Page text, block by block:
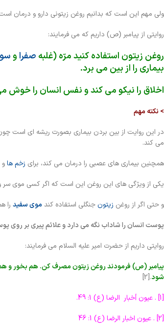
ولی مهم این است که بدانیم روغن زیتونی دارو و درمان
روایتی از پیامبر (ص) داریم که می فرمایند:
روغن زیتون استفاده کنید مرّه (غلبه صفراو
بیماری را از بین می برد.
اخلاق را نیکو می کند و نفس انسان را خوش
> نکته مهم
در این روایت از بین بردن بیماری بصورت ریشه ای است
می کند.
همچنین بیماری های عصبی را درمان می کند، برای زخم ها
یکی از ویژگی های این روغن این است که اگر کسی موی
و حتی اگر از روغن زیتونجنگلی استفاده کندموی سفید را
پوست انسان را شاداب نگه می دارد و علائم پیری بر روی
روایتی داریم از حضرت امیر علیه السلام می فرمایند:
پیامبر (ص) فرمودند روغن زیتون مصرف کن. هم بخور و
شود.[2]
[1] . عیون أخبار الرضا (ع) 1: 49.
[2] . عیون اخبار الرضا (ع) 1: 46